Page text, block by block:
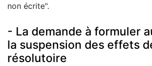
non écrite".
- La demande à formuler
la suspension des effets
résolutoire